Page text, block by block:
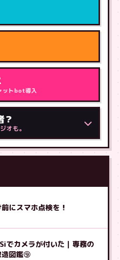
ットbot導入
？
オも。
にスマホ点検を！
でカメラが付いた｜専務の
造図鑑⑨